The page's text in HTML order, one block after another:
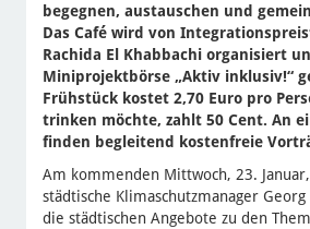
begegnen, austauschen und
Das Café wird von
Rachida El Khabbachi organisiert
Miniprojektbörse „Aktiv inklusiv!“
Frühstück kostet 2,70 Euro pro
trinken möchte, zahlt 50 Cent. An
finden begleitend kostenfreie
Am kommenden Mittwoch, 23.
städtische Klimaschutzmanager
die städtischen Angebote zu den